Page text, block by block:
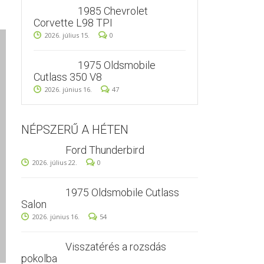
1985 Chevrolet
Corvette L98 TPI
2026. július 15. 0
1975 Oldsmobile
Cutlass 350 V8
2026. június 16. 47
NÉPSZERŰ A HÉTEN
Ford Thunderbird
2026. július 22. 0
1975 Oldsmobile Cutlass
Salon
2026. június 16. 54
Visszatérés a rozsdás
pokolba